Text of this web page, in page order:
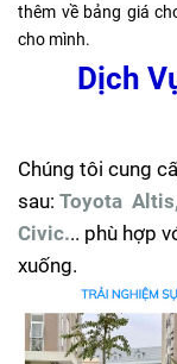
thêm về bảng giá
cho mình.
Dịch
Chúng tôi cung
sau: Toyota
Civic... phù hợp
xuống.